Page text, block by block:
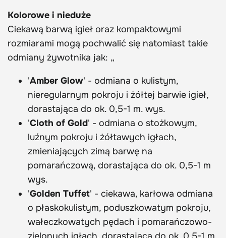
Kolorowe i nieduże
Ciekawą barwą igieł oraz kompaktowymi
rozmiarami mogą pochwalić się natomiast takie
odmiany żywotnika jak: „
'Amber Glow' - odmiana o kulistym,
nieregularnym pokroju i żółtej barwie igieł,
dorastająca do ok. 0,5-1 m. wys.
'Cloth of Gold' - odmiana o stożkowym,
luźnym pokroju i żółtawych igłach,
zmieniających zimą barwę na
pomarańczową, dorastająca do ok. 0,5-1 m
wys.
'Golden Tuffet' - ciekawa, karłowa odmiana
o płaskokulistym, poduszkowatym pokroju,
wałeczkowatych pędach i pomarańczowo-